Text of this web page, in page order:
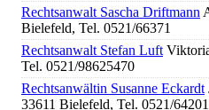
Rechtsanwalt Sascha Driftmann
Bielefeld, Tel. 0521/66371
Rechtsanwalt Stefan Luft
Tel. 0521/98625470
Rechtsanwältin Susanne Eckardt
33611 Bielefeld, Tel. 0521/64201